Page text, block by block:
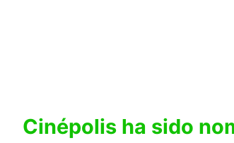
Cinépolis ha sido